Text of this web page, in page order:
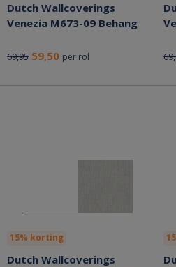
Dutch Wallcoverings
Venezia M673-09 Behang
69,95 59,50 per rol
15% korting
Dutch Wallcoverings